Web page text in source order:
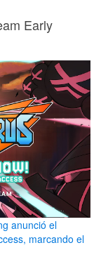
Early
anunció el
marcando el